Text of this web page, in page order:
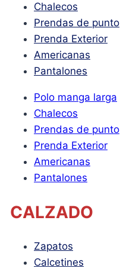
Chalecos
Prendas de punto
Prenda Exterior
Americanas
Pantalones
Polo manga larga
Chalecos
Prendas de punto
Prenda Exterior
Americanas
Pantalones
CALZADO
Zapatos
Calcetines